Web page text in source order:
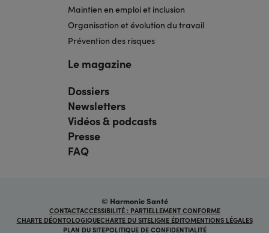
Maintien en emploi et inclusion
Organisation et évolution du travail
Prévention des risques
Le magazine
Navigation
pied
de
page
bis
Dossiers
Newsletters
Vidéos & podcasts
Presse
FAQ
© Harmonie Santé
Navigation
sous
CONTACTACCESSIBILITÉ : PARTIELLEMENT CONFORME
CHARTE DÉONTOLOGIQUECHARTE DU SITELIGNE ÉDITOMENTIONS LÉGALES
PLAN DU SITEPOLITIQUE DE CONFIDENTIALITÉ